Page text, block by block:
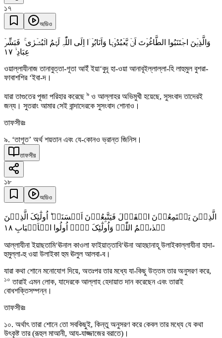
১৭
অডিও
وَالَّذِیۡنَ اجۡتَنَبُوا الطَّاغُوۡتَ اَنۡ یَّعۡبُدُوۡہَا وَاَنَابُوۡۤا اِلَی اللّٰہِ لَہُمُ الۡبُشۡرٰی ۚ فَبَشِّرۡ
عِبَادِ ۙ ١٧
ওয়াল্লাযীনাজ তানাবুত্তা-গূতা আইঁ ইয়া‘বুদূ হা-ওয়া আনাবূইল্লাল্লা-হি লাহুমুল বুশরা-
ফাবাশশির ‘ইবা-দ।
যারা তাগুতের পূজা পরিহার করেছে ৯ ও আল্লাহর অভিমুখী হয়েছে, সুসংবাদ তাদেরই
জন্য। সুতরাং আমার সেই বান্দাদেরকে সুসংবাদ শোনাও।
তাফসীরঃ
৯. ‘তাগূত’ অর্থ শয়তান এবং যে-কোনও ভ্রান্ত জিনিস।
তাফসীর
১৮
অডিও
الَّذِیۡنَ یَسۡتَمِعُوۡنَ الۡقَوۡلَ فَیَتَّبِعُوۡنَ اَحۡسَنَہٗ ؕ اُولٰٓئِکَ الَّذِیۡنَ
ہَدٰىہُمُ اللّٰہُ وَاُولٰٓئِکَ ہُمۡ اُولُوا الۡاَلۡبَابِ ١٨
আল্লাযীনা ইয়াছতামি‘ঊনাল কাওলা ফাইয়াত্তাবি‘ঊনা আহছানাহূ উলাইকাল্লাযীনা হাদা-
হুমুল্লা-হু ওয়া উলাইকা হুম ঊলুল আলবা-ব।
যারা কথা শোনে মনোযোগ দিয়ে, অতঃপর তার মধ্যে যা-কিছু উত্তম তার অনুসরণ করে,
১০ তারাই এমন লোক, যাদেরকে আল্লাহ হেদায়াত দান করেছেন এবং তারাই
বোধশক্তিসম্পন্ন।
তাফসীরঃ
১০. অর্থাৎ তারা শোনে তো সবকিছুই, কিন্তু অনুসরণ করে কেবল তার মধ্যে যে কথা
উৎকৃষ্ট তার (রূহুল মাআনী, আয-যাজ্জাজের বরাতে)।